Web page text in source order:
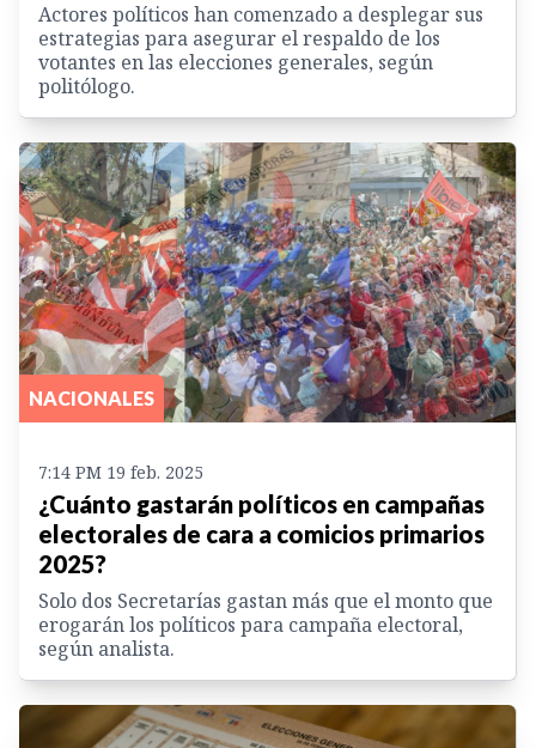
Actores políticos han comenzado a desplegar sus
estrategias para asegurar el respaldo de los
votantes en las elecciones generales, según
politólogo.
NACIONALES
7:14 PM 19 feb. 2025
¿Cuánto gastarán políticos en campañas
electorales de cara a comicios primarios
2025?
Solo dos Secretarías gastan más que el monto que
erogarán los políticos para campaña electoral,
según analista.